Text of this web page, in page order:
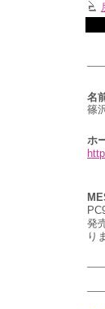
名
篠
ホ
発
り